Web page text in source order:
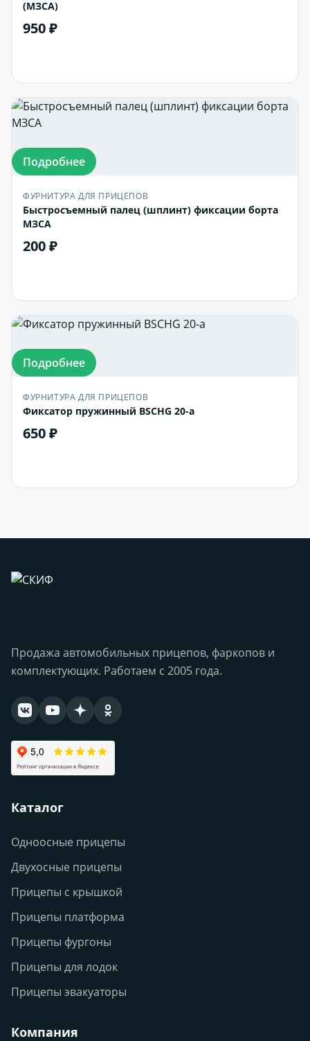
(МЗСА)
950 ₽
Подробнее
ФУРНИТУРА ДЛЯ ПРИЦЕПОВ
Быстросъемный палец (шплинт) фиксации борта
МЗСА
200 ₽
Подробнее
ФУРНИТУРА ДЛЯ ПРИЦЕПОВ
Фиксатор пружинный BSCHG 20-a
650 ₽
Продажа автомобильных прицепов, фаркопов и
комплектующих. Работаем с 2005 года.
Каталог
Одноосные прицепы
Двухосные прицепы
Прицепы с крышкой
Прицепы платформа
Прицепы фургоны
Прицепы для лодок
Прицепы эвакуаторы
Компания